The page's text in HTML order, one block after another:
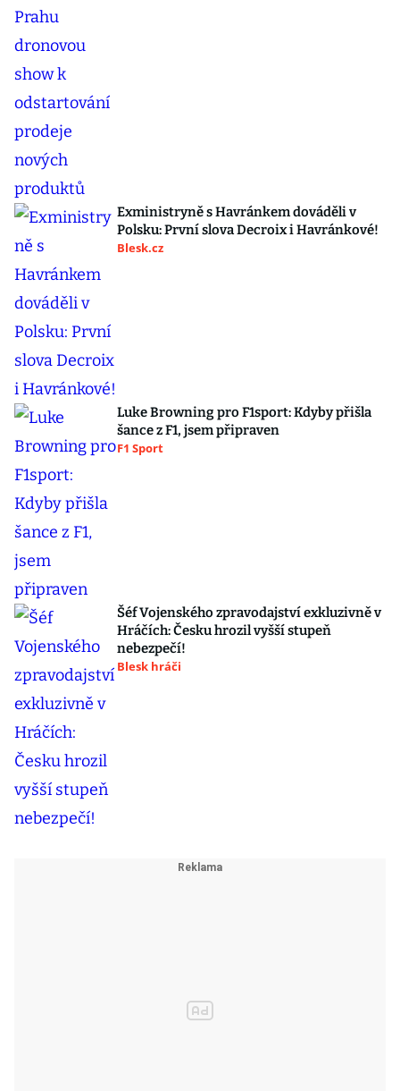
Exministryně s Havránkem dováděli v
Polsku: První slova Decroix i Havránkové!
Blesk.cz
Luke Browning pro F1sport: Kdyby přišla
šance z F1, jsem připraven
F1 Sport
Šéf Vojenského zpravodajství exkluzivně v
Hráčích: Česku hrozil vyšší stupeň
nebezpečí!
Blesk hráči